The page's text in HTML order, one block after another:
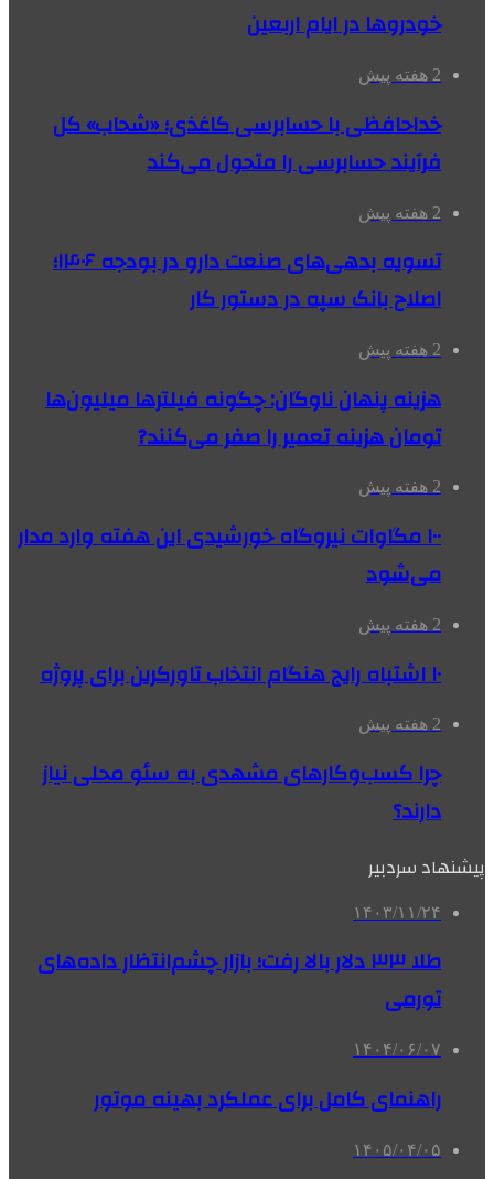
خودروها در ایام اربعین
2 هفته پیش
خداحافظی با حسابرسی کاغذی؛ «شحاب» کل
فرآیند حسابرسی را متحول می‌کند
2 هفته پیش
تسویه بدهی‌های صنعت دارو در بودجه ۱۴۰۶؛
اصلاح بانک سپه در دستور کار
2 هفته پیش
هزینه پنهان ناوگان: چگونه فیلترها میلیون‌ها
تومان هزینه تعمیر را صفر می‌کنند?
2 هفته پیش
۱۰۰ مگاوات نیروگاه‌ خورشیدی این هفته وارد مدار
می‌شود
2 هفته پیش
۱۰ اشتباه رایج هنگام انتخاب تاورکرین برای پروژه
2 هفته پیش
چرا کسب‌وکارهای مشهدی به سئو محلی نیاز
دارند؟
پیشنهاد سردبیر
۱۴۰۳/۱۱/۲۴
طلا ۳۳ دلار بالا رفت؛ بازار چشم‌انتظار داده‌های
تورمی
۱۴۰۴/۰۶/۰۷
راهنمای کامل برای عملکرد بهینه موتور
۱۴۰۵/۰۴/۰۵